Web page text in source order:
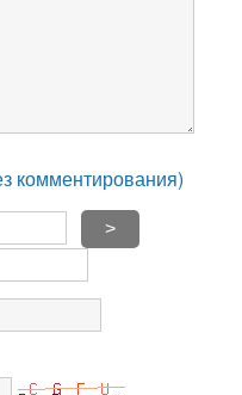
комментирования)
>